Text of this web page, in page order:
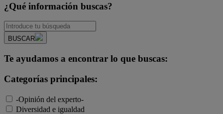
¿Qué información buscas?
BUSCAR
Te ayudamos a encontrar lo que buscas:
Categorías principales:
-Opinión del experto-
Diversidad e igualdad